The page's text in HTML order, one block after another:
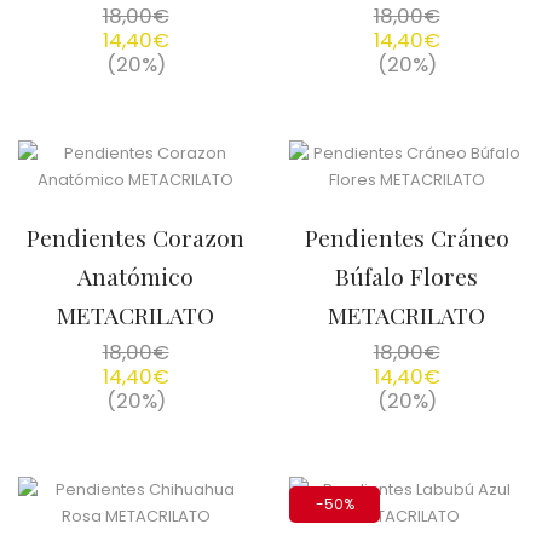
18,00€
14,40€
(20%)
18,00€
14,40€
(20%)
Pendientes Corazon
Anatómico
METACRILATO
18,00€
14,40€
(20%)
Pendientes Cráneo
Búfalo Flores
METACRILATO
18,00€
14,40€
(20%)
-50%